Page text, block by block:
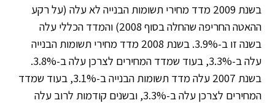
בשנת 2009 מדד מחירי תשומות הבנייה לא עלה (על רקע
ההאטה החריפה שהחלה בסוף 2008) והמדד הכללי עלה
בשנה זו ב-3.9%.
בשנת 2008 מדד מחירי תשומות הבנייה
עלה ב-3.3%, בעוד שמדד המחירים לצרכן עלה ב-3.8%.
בשנת 2007 עלה מדד תשומות הבנייה ב-3.1%, בעוד שמדד
המחירים לצרכן עלה ב-3.3%, ובשנים קודמות לרוב עלה